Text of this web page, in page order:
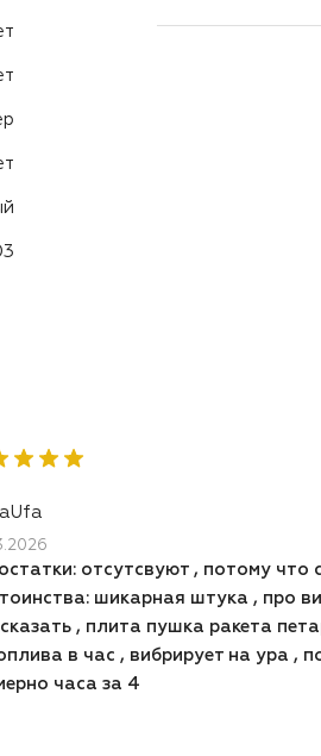
отсутсвуют , потому что
шикарная штука , про
, плита пушка ракета
в час , вибрирует на ура ,
часа за 4